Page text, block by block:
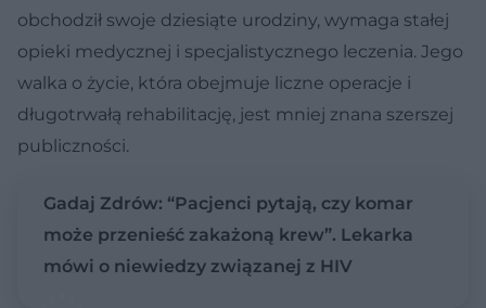
obchodził swoje dziesiąte urodziny, wymaga stałej
opieki medycznej i specjalistycznego leczenia. Jego
walka o życie, która obejmuje liczne operacje i
długotrwałą rehabilitację, jest mniej znana szerszej
publiczności.
Gadaj Zdrów: “Pacjenci pytają, czy komar
może przenieść zakażoną krew”. Lekarka
mówi o niewiedzy związanej z HIV